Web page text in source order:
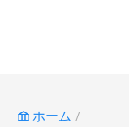
ホーム